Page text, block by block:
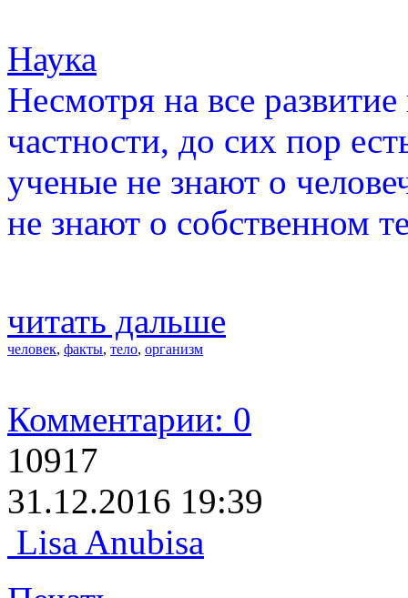
Наука
Несмотря на все
частности, до сих пор
ученые не знают о
не знают о собственном
читать дальше
человек, факты, тело, организм
Комментарии: 0
10917
31.12.2016 19:39
Lisa Anubisa